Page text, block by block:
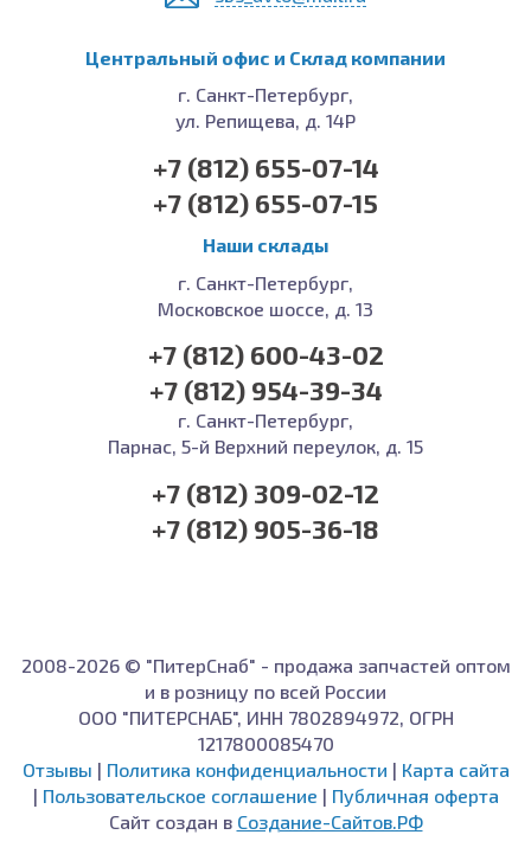
Центральный офис и Cклад компании
г. Санкт-Петербург,
ул. Репищева, д. 14Р
+7 (812) 655-07-14
+7 (812) 655-07-15
Наши склады
г. Санкт-Петербург,
Московское шоссе, д. 13
+7 (812) 600-43-02
+7 (812) 954-39-34
г. Санкт-Петербург,
Парнас, 5-й Верхний переулок, д. 15
+7 (812) 309-02-12
+7 (812) 905-36-18
2008-2026 © "ПитерСнаб" - продажа запчастей оптом
и в розницу по всей России
ООО "ПИТЕРСНАБ", ИНН 7802894972, ОГРН
1217800085470
Отзывы | Политика конфиденциальности | Карта сайта
| Пользовательское соглашение | Публичная оферта
Сайт создан в Создание-Сайтов.РФ